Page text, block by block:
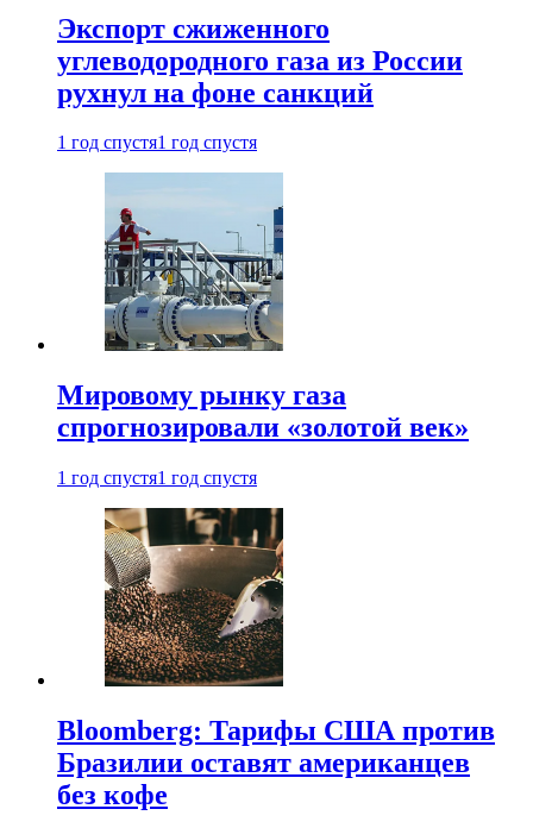
Экспорт сжиженного
углеводородного газа из России
рухнул на фоне санкций
1 год спустя1 год спустя
Мировому рынку газа
спрогнозировали «золотой век»
1 год спустя1 год спустя
Bloomberg: Тарифы США против
Бразилии оставят американцев
без кофе